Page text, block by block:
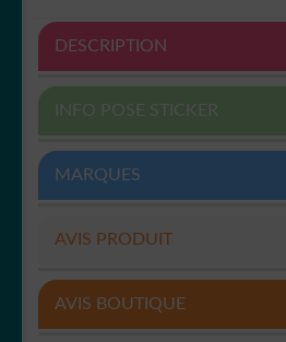
DESCRIPTION
INFO POSE STICKER
MARQUES
AVIS PRODUIT
AVIS BOUTIQUE